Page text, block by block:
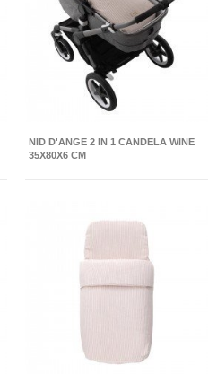
NID D'ANGE 2 IN 1 CANDELA WINE
35X80X6 CM